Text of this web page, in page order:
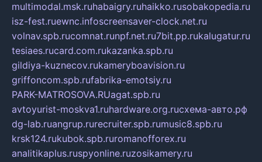
multimodal.msk.ruhabaigry.ruhaikko.rusobakopedia.ru
isz-fest.ruewnc.infoscreensaver-clock.net.ru
volnav.spb.rucomnat.runpf.net.ru7bit.pp.rukalugatur.ru
tesiaes.rucard.com.rukazanka.spb.ru
gildiya-kuznecov.rukameryboavision.ru
griffoncom.spb.rufabrika-emotsiy.ru
PARK-MATROSOVA.RUagat.spb.ru
avtoyurist-moskva1.ruhardware.org.ruсхема-авто.рф
dg-lab.ruangrup.rurecruiter.spb.rumusic8.spb.ru
krsk124.rukubok.spb.ruromanofforex.ru
analitikaplus.ruspyonline.ruzosikamery.ru